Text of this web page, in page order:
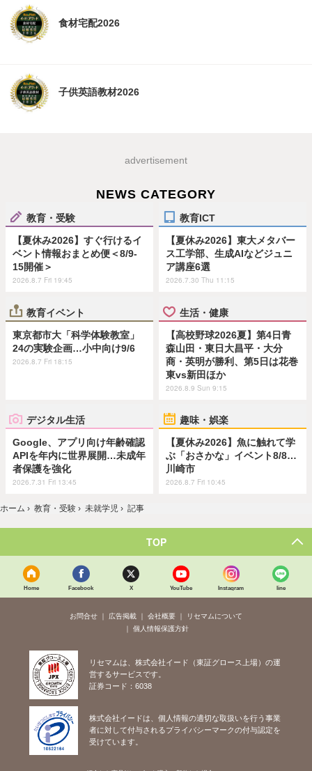
食材宅配2026
子供英語教材2026
advertisement
NEWS CATEGORY
教育・受験
【夏休み2026】すぐ行けるイ
ベント情報おまとめ便＜8/9-
15開催＞
2026.8.7 Fri 19:45
教育ICT
【夏休み2026】東大メタバー
ス工学部、生成AIなどジュニ
ア講座6選
2026.7.30 Thu 11:15
教育イベント
東京都市大「科学体験教室」
24の実験企画…小中向け9/6
2026.8.7 Fri 18:15
生活・健康
【高校野球2026夏】第4日青
森山田・東日大昌平・大分
商・英明が勝利、第5日は花巻
東vs新田ほか
2026.8.9 Sun 9:15
デジタル生活
Google、アプリ向け年齢確認
APIを年内に世界展開…未成年
者保護を強化
2026.7.31 Fri 13:45
趣味・娯楽
【夏休み2026】魚に触れて学
ぶ「おさかな」イベント8/8…
川崎市
2026.8.7 Fri 10:45
ホーム › 教育・受験 › 未就学児 › 記事
TOP
Home Facebook X YouTube Instagram line
お問合せ 広告掲載 会社概要
リセマムについて
個人情報保護方針
リセマムは、株式会社イード（東証グロース上場）の運
営するサービスです。
証券コード：6038
株式会社イードは、個人情報の適切な取扱いを行う事業
者に対して付与されるプライバシーマークの付与認定を
受けています。